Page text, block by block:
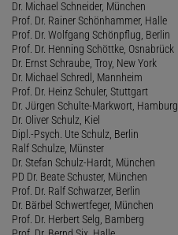
Dr. Michael Schneider, München
Prof. Dr. Rainer Schönhammer, Halle
Prof. Dr. Wolfgang Schönpflug, Berlin
Prof. Dr. Henning Schöttke, Osnabrück
Dr. Ernst Schraube, Troy, New York
Dr. Michael Schredl, Mannheim
Prof. Dr. Heinz Schuler, Stuttgart
Dr. Jürgen Schulte-Markwort, Hamburg
Dr. Oliver Schulz, Kiel
Dipl.-Psych. Ute Schulz, Berlin
Ralf Schulze, Münster
Dr. Stefan Schulz-Hardt, München
PD Dr. Beate Schuster, München
Prof. Dr. Ralf Schwarzer, Berlin
Dr. Bärbel Schwertfeger, München
Prof. Dr. Herbert Selg, Bamberg